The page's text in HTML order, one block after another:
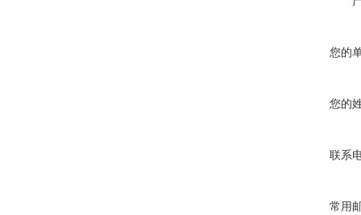
您的
您的
联系
常用